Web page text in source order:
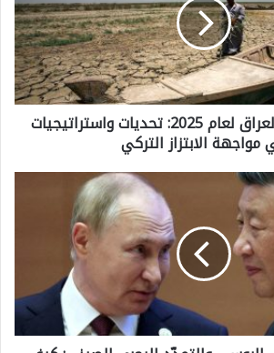
أزمة المياه في العراق لعام 2025: تحديات واستراتيجيات
الابتزاز التركي